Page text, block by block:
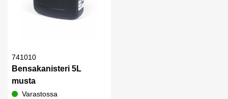
741010
Bensakanisteri 5L
musta
Varastossa